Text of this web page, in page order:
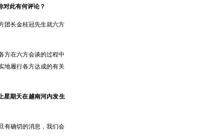
对此有何评论？
团长金桂冠先生就六方
在六方会谈的过程中
地履行各方达成的有关
星期天在越南河内发生
有确切的消息，我们会